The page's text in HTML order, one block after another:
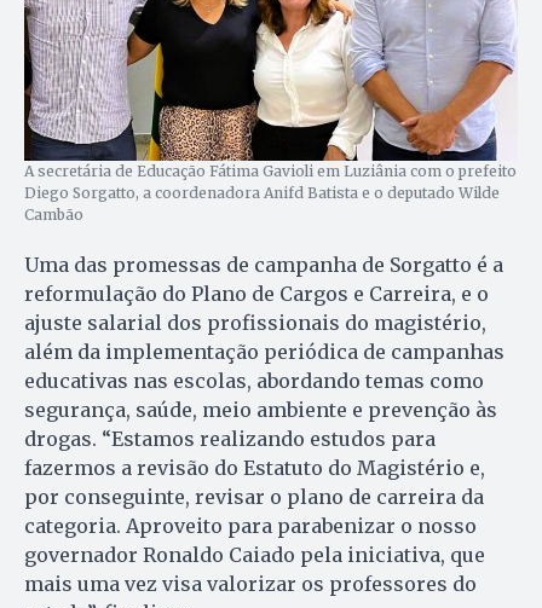
A secretária de Educação Fátima Gavioli em Luziânia com o prefeito
Diego Sorgatto, a coordenadora Anifd Batista e o deputado Wilde
Cambão
Uma das promessas de campanha de Sorgatto é a
reformulação do Plano de Cargos e Carreira, e o
ajuste salarial dos profissionais do magistério,
além da implementação periódica de campanhas
educativas nas escolas, abordando temas como
segurança, saúde, meio ambiente e prevenção às
drogas. “Estamos realizando estudos para
fazermos a revisão do Estatuto do Magistério e,
por conseguinte, revisar o plano de carreira da
categoria. Aproveito para parabenizar o nosso
governador Ronaldo Caiado pela iniciativa, que
mais uma vez visa valorizar os professores do